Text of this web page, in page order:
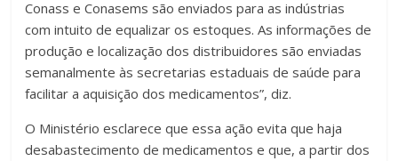
Conass e Conasems são enviados para as indústrias
com intuito de equalizar os estoques. As informações de
produção e localização dos distribuidores são enviadas
semanalmente às secretarias estaduais de saúde para
facilitar a aquisição dos medicamentos”, diz.
O Ministério esclarece que essa ação evita que haja
desabastecimento de medicamentos e que, a partir dos